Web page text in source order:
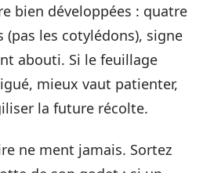
bien développées : quatre
(pas les cotylédons), signe
abouti. Si le feuillage
mieux vaut patienter,
la future récolte.
ne ment jamais. Sortez